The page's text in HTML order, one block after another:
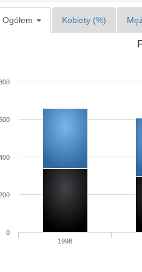
Ogółem Kobiety (%)
1998
0